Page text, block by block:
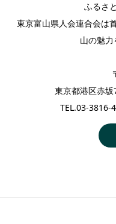
ふるさ
東京富山県人会連合会は
山の魅力
東京都港区赤
TEL.03-